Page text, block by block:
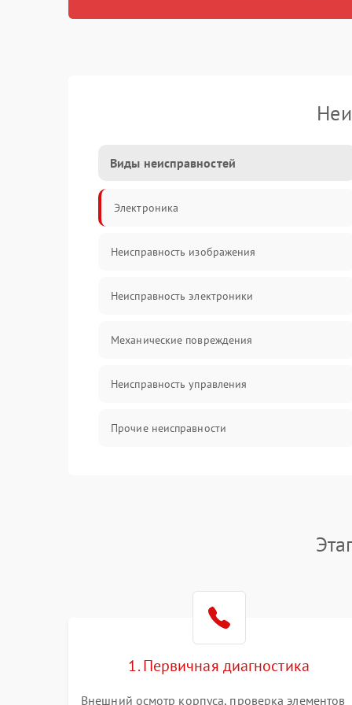
Виды неисправностей
Электроника
Неисправность изображения
Неисправность электроники
Механические повреждения
Неисправность управления
Прочие неисправности
1. Первичная диагностика
Внешний осмотр корпуса, проверка элементов